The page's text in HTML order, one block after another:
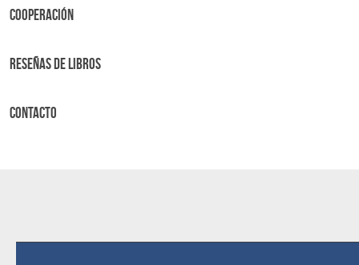
Cooperación
Reseñas de libros
Contacto